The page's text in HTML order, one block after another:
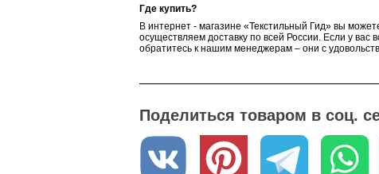
Где купить?
В интернет - магазине «Текстильный Гид» вы
осуществляем доставку по всей России. Если у вас
обратитесь к нашим менеджерам – они с
Поделиться товаром в соц.